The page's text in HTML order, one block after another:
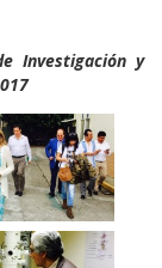
Investigación y